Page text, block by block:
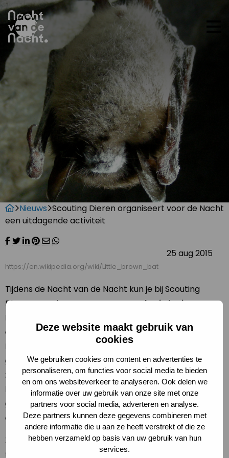
Deze website maakt gebruik van
cookies
We gebruiken cookies om content en advertenties te
personaliseren, om functies voor social media te bieden
en om ons websiteverkeer te analyseren. Ook delen we
informatie over uw gebruik van onze site met onze
partners voor social media, adverteren en analyse.
Deze partners kunnen deze gegevens combineren met
andere informatie die u aan ze heeft verstrekt of die ze
hebben verzameld op basis van uw gebruik van hun
services.
Nieuws Scouting Dieren organiseert voor de Nacht
een uitdagende activiteit
25 aug 2015
https://en.wikipedia.org/wiki/Little_brown_bat
Tijdens de Nacht van de Nacht kun je bij Scouting
Dieren terecht voor eenspannende uitdaging.
De deelnemers gaan met verschillende technieken
op zoek naar posten die verdeeld zijn over het terrein.
De techniek die gebruikt wordt, is divers en vergt een
goede concentratie. De deelnemers hebben alle
zintuigen nodig om de opdracht tot een goed einde te
brengen en hierbij beperken we ons niet tot de
grenzen van de menselijke zintuigen. Te denken valt
aan infrarood licht, ultrasoon geluid of geur.
Zo wordt ook duidelijk waarom straatverlichting
tegenwoordig soms groen is, er bij een boer in de stal